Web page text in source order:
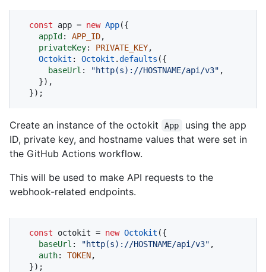
const app = new App({
appId : APP_ID,
privateKey: PRIVATE_KEY,
Octokit : Octokit .defaults ({
baseUrl : "http(s)://HOSTNAME/api/v3" ,
  });
Create an instance of the octokit App
using the app
ID, private key, and hostname values that were set in
the GitHub Actions workflow.
This will be used to make API requests to the
webhook-related endpoints.
const octokit = new Octokit ({
baseUrl : "http(s)://HOSTNAME/api/v3" ,
auth: TOKEN,